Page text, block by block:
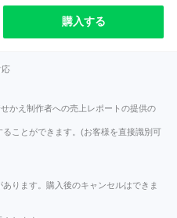
購入する
応
かえ制作者への売上レポートの提供の
ことができます。(お客様を直接識別可
ります。購入後のキャンセルはできま